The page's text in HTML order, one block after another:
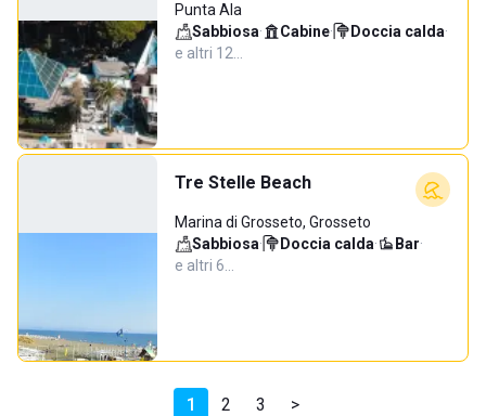
Punta Ala
Sabbiosa· Cabine· Doccia calda·
e altri 12…
Tre Stelle Beach
Marina di Grosseto, Grosseto
Sabbiosa· Doccia calda· Bar·
e altri 6…
1 2 3 >